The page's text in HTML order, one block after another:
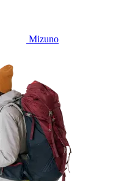
Mizuno